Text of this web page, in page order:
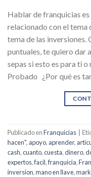
Hablar de franquicias
relacionado con el tema
tema de las
puntuales, te quiero dar
sepas si esto es para ti
Probado ¿Por qué es
Publicado enFranquicias
hacen", apoyo, aprender,
cash,cuanto,cuesta,dinero,
expertos,facil,franquicia,
inversion,mano en llave,